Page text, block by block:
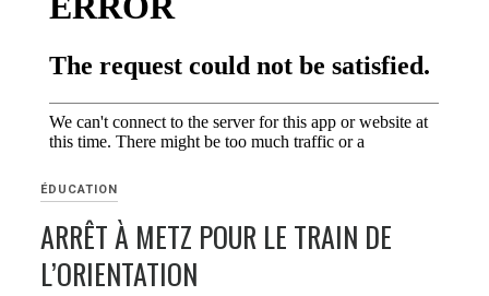
ÉDUCATION
ARRÊT À METZ POUR LE TRAIN DE
L’ORIENTATION